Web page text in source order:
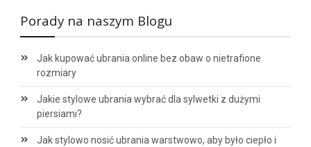
Porady na naszym Blogu
Jak kupować ubrania online bez obaw o nietrafione
rozmiary
Jakie stylowe ubrania wybrać dla sylwetki z dużymi
piersiami?
Jak stylowo nosić ubrania warstwowo, aby było ciepło i